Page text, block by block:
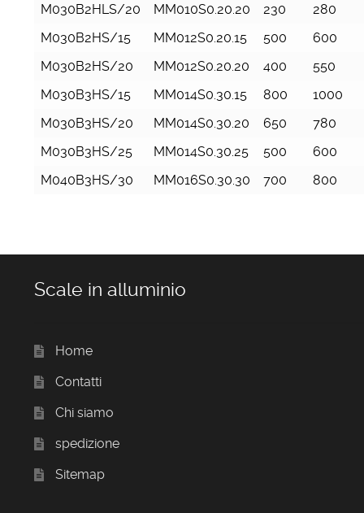
M030B2HLS/20
MM010S0.20.20 230 280
M030B2HS/15
MM012S0.20.15 500 600
M030B2HS/20
MM012S0.20.20 400 550
M030B3HS/15
MM014S0.30.15 800 1000
M030B3HS/20
MM014S0.30.20 650 780
M030B3HS/25
MM014S0.30.25 500 600
M040B3HS/30
MM016S0.30.30 700 800
Scale in alluminio
Home
Contatti
Chi siamo
spedizione
Sitemap